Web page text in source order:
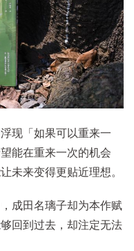
现「如果可以重来一
能在重来一次的机会
未来变得更贴近理想。
成田名璃子却为本作赋
回到过去，却注定无法